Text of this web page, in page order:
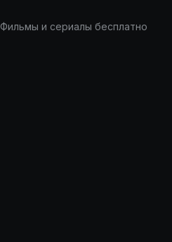
Фильмы и сериалы бесплатно